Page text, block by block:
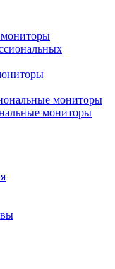
мониторы
мониторы